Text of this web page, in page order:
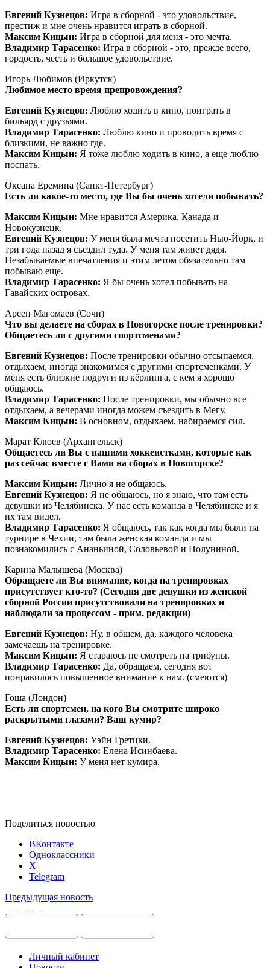
Евгений Кузнецов: Игра в сборной - это удовольствие,
престиж и мне очень нравится играть в сборной.
Максим Кицын: Игра в сборной для меня - это мечта.
Владимир Тарасенко: Игра в сборной - это, прежде всего,
гордость, честь и большое удовольствие.
Игорь Любимов (Иркутск)
Любимое место время препровождения?
Евгений Кузнецов: Люблю ходить в кино, поиграть в
бильярд с друзьями.
Владимир Тарасенко: Люблю кино и проводить время с
близкими, не важно где.
Максим Кицын: Я тоже люблю ходить в кино, а еще люблю
поспать.
Оксана Еремина (Санкт-Петербург)
Есть ли какое-то место, где Вы бы очень хотели побывать?
Максим Кицын: Мне нравится Америка, Канада и
Новокузнецк.
Евгений Кузнецов: У меня была мечта посетить Нью-Йорк, и
три года назад я съездил туда. У меня там живет дядя.
Незабываемые впечатления и этим летом обязательно там
побываю еще.
Владимир Тарасенко: Я бы очень хотел побывать на
Гавайских островах.
Арсен Магомаев (Сочи)
Что вы делаете на сборах в Новогорске после тренировки?
Общаетесь ли с другими спортсменами?
Евгений Кузнецов: После тренировки обычно отсыпаемся,
отдыхаем, иногда знакомимся с другими спортсменками. У
меня есть близкие подруги из кёрлинга, с кем я хорошо
общаюсь.
Владимир Тарасенко: После тренировки, мы обычно все
отдыхаем, а вечерами иногда можем съездить в Мегу.
Максим Кицын: В основном, отдыхаем, набираемся сил.
Марат Клюев (Архангельск)
Общаетесь ли Вы с нашими хоккеистками, которые как
раз сейчас вместе с Вами на сборах в Новогорске?
Максим Кицын: Лично я не общаюсь.
Евгений Кузнецов: Я не общаюсь, но я знаю, что там есть
девушки из Челябинска. У нас есть команда в Челябинске и я
их там видел.
Владимир Тарасенко: Я общаюсь, так как когда мы были на
турнире в Чехии, там была женская команда и мы
познакомились с Ананьиной, Соловьевой и Полуниной.
Карина Малышева (Москва)
Обращаете ли Вы внимание, когда на тренировках
присутствует кто-то? (Сегодня две девушки из женской
сборной России присутствовали на тренировках и
наблюдали за процессом - прим. редакции)
Евгений Кузнецов: Ну, в общем, да, каждого человека
замечаешь на тренировке.
Максим Кицын: Я стараюсь не смотреть на трибуны.
Владимир Тарасенко: Да, обращаем, сегодня вот
понравилось повышенное внимание к нам. (смеются)
Гоша (Лондон)
Есть ли спортсмен, на кого Вы смотрите широко
раскрытыми глазами? Ваш кумир?
Евгений Кузнецов: Уэйн Гретцки.
Владимир Тарасенко: Елена Исинбаева.
Максим Кицын: У меня нет кумира.
Поделиться новостью
ВКонтакте
Одноклассники
X
Telegram
Предыдущая новость
Личный кабинет